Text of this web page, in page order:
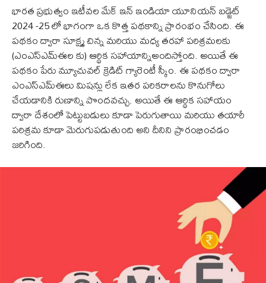
భారత ప్రభుత్వం ఇటీవల మేక్ ఇన్ ఇండియా యూనియన్ బడ్జెట్
2024 -25 లో భాగంగా ఒక కొత్త పథకాన్ని ప్రారంభం చేసింది. ఈ
పథకం ద్వారా సూక్ష్మ చిన్న మరియు మధ్య తరహా పరిశ్రమలకు
(ఎంఎస్ఎమ్ఈల కు) ఆర్థిక సహాయాన్నిఅందిస్తోంది. అయితే ఈ
పథకం పేరు మ్యూచువల్ క్రెడిట్ గ్యారెంటీ స్కీం. ఈ పథకం ద్వారా
ఎంఎస్ఎమ్ఈలు మిషన్లు లేక ఇతర పరికరాలను కొనుగోలు
చేయడానికి రుణాన్ని పొందవచ్చు. అయితే ఈ ఆర్థిక సహాయం
ద్వారా దేశంలో పెట్టుబడులు కూడా పెరుగుతాయి మరియు తయారీ
పరిశ్రమ కూడా మెరుగుపడుతుంది అని దీనిని ప్రారంభించడం
జరిగింది.